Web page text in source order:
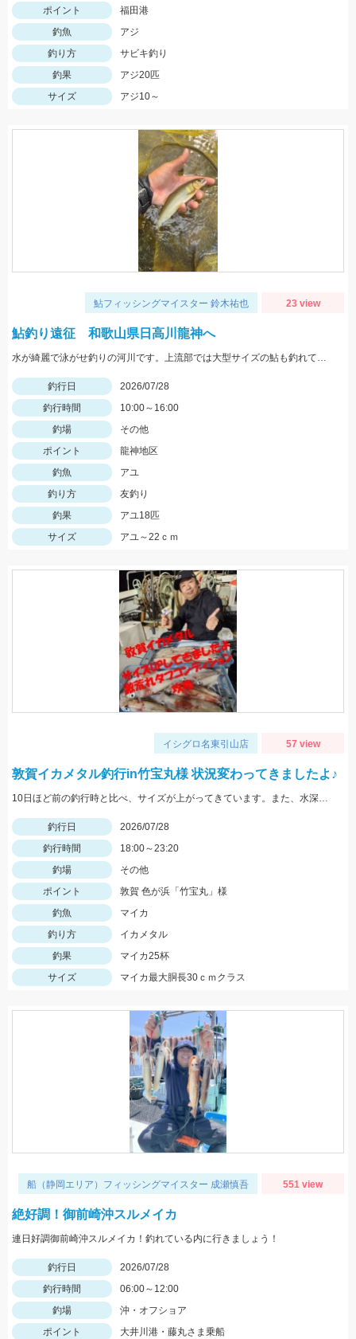
ポイント
福田港
釣魚
アジ
釣り方
サビキ釣り
釣果
アジ20匹
サイズ
アジ10～
鮎フィッシングマイスター 鈴木祐也 23 view
鮎釣り遠征 和歌山県日高川龍神へ
水が綺麗で泳がせ釣りの河川です。上流部では大型サイズの鮎も釣れて楽しめているそうです。
釣行日
2026/07/28
釣行時間
10:00～16:00
釣場
その他
ポイント
龍神地区
釣魚
アユ
釣り方
友釣り
釣果
アユ18匹
サイズ
アユ～22ｃｍ
イシグロ名東引山店 57 view
敦賀イカメタル釣行in竹宝丸様 状況変わってきましたよ♪
10日ほど前の釣行時と比べ、サイズが上がってきています。また、水深も少し深くなりヒットレンジも30ｍ→40ｍにメインが変わってきている様子でした。カラーだけは変わらずケイムラ系のピンクがぶっちぎりで好反応でしたので、必ずピンク系は持って行ってください。
釣行日
2026/07/28
釣行時間
18:00～23:20
釣場
その他
ポイント
敦賀 色が浜「竹宝丸」様
釣魚
マイカ
釣り方
イカメタル
釣果
マイカ25杯
サイズ
マイカ最大胴長30ｃｍクラス
船（静岡エリア）フィッシングマイスター 成瀬慎吾 551 view
絶好調！御前崎沖スルメイカ
連日好調御前崎沖スルメイカ！釣れている内に行きましょう！
釣行日
2026/07/28
釣行時間
06:00～12:00
釣場
沖・オフショア
ポイント
大井川港・藤丸さま乗船